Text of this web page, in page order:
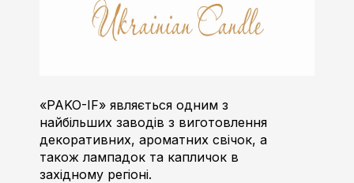
«PAKO-IF» являється одним з
найбільших заводів з виготовлення
декоративних, ароматних свічок, а
також лампадок та капличок в
західному регіоні.